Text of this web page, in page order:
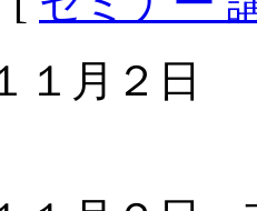
１月２日